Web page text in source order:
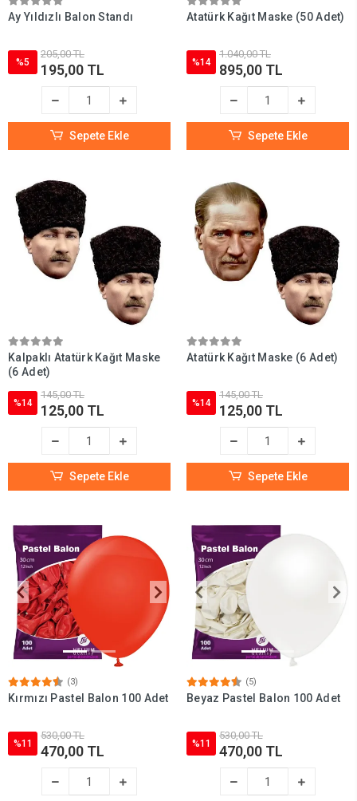
Ay Yıldızlı Balon Standı
%5
205,00 TL
195,00 TL
Sepete Ekle
Atatürk Kağıt Maske (50 Adet)
%14
1.040,00 TL
895,00 TL
Sepete Ekle
Kalpaklı Atatürk Kağıt Maske
(6 Adet)
%14
145,00 TL
125,00 TL
Sepete Ekle
Atatürk Kağıt Maske (6 Adet)
%14
145,00 TL
125,00 TL
Sepete Ekle
(3)
Kırmızı Pastel Balon 100 Adet
%11
530,00 TL
470,00 TL
(5)
Beyaz Pastel Balon 100 Adet
%11
530,00 TL
470,00 TL